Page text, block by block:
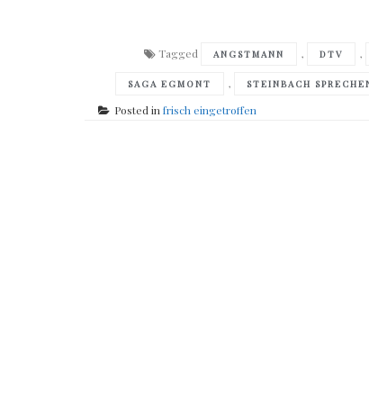
Tagged ANGSTMANN , DTV ,
SAGA EGMONT , STEINBACH
Posted infrisch eingetroffen